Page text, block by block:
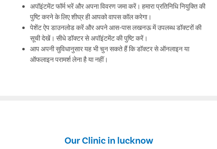
अपॉइंटमेंट फॉर्म भरें और अपना विवरण जमा करें। हमारा प्रतिनिधि नियुक्ति की
पुष्टि करने के लिए शीघ्र ही आपको वापस कॉल करेगा।
पेशेंट ऐप डाउनलोड करें और अपने आस-पास लखनऊ में उपलब्ध डॉक्टरों की
सूची देखें। सीधे डॉक्टर से अपॉइंटमेंट की पुष्टि करें।
आप अपनी सुविधानुसार यह भी चुन सकते हैं कि डॉक्टर से ऑनलाइन या
ऑफलाइन परामर्श लेना है या नहीं।
Our Clinic in lucknow